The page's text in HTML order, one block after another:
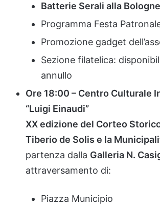
Batterie Serali alla
Programma Festa
Promozione gadget
Sezione filatelica:
annullo
Ore 18:00 – Centro Culturale
“Luigi Einaudi”
XXedizione del Corteo
Tiberio de Solis e la
partenza dalla Galleria N.
attraversamento di:
Piazza Municipio